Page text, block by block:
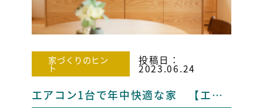
家づくりのヒン
ト
投稿日：
2023.06.24
エアコン1台で年中快適な家 【エコフィールドの全館空調システムの秘密！】